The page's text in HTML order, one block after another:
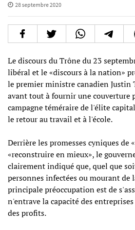
28 septembre 2020
Le discours du Trône du 23
libéral et le «discours à la nation»
le premier ministre canadien Justin
avant tout à fournir une couverture
campagne téméraire de l'élite
le retour au travail et à l'école.
Derrière les promesses cyniques de
«reconstruire en mieux», le
clairement indiqué que, quel que
personnes infectées ou mourant de
principale préoccupation est de
n'entrave la capacité des
des profits.